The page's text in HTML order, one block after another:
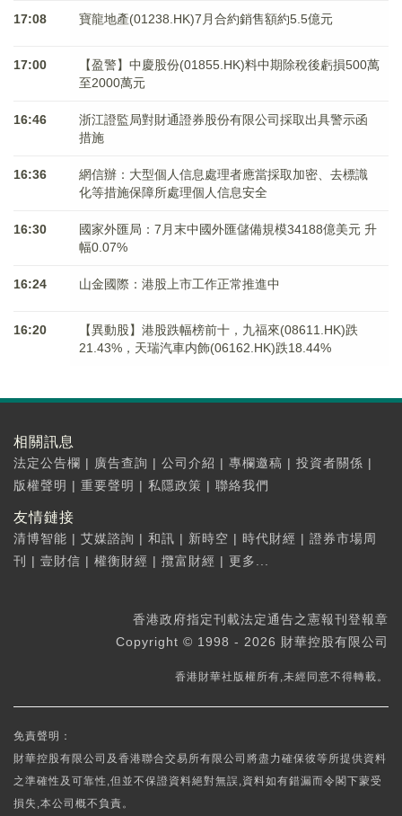
17:08 寶龍地產(01238.HK)7月合約銷售額約5.5億元
17:00
【盈警】中慶股份(01855.HK)料中期除稅後虧損500萬
至2000萬元
16:46
浙江證監局對財通證券股份有限公司採取出具警示函
措施
16:36
網信辦：大型個人信息處理者應當採取加密、去標識
化等措施保障所處理個人信息安全
16:30
國家外匯局：7月末中國外匯儲備規模34188億美元 升
幅0.07%
16:24 山金國際：港股上市工作正常推進中
16:20
【異動股】港股跌幅榜前十，九福來(08611.HK)跌
21.43%，天瑞汽車内飾(06162.HK)跌18.44%
相關訊息
法定公告欄 | 廣告查詢 | 公司介紹 | 專欄邀稿 | 投資者關係 |
版權聲明 | 重要聲明 | 私隱政策 | 聯絡我們
友情鏈接
清博智能 | 艾媒諮詢 | 和訊 | 新時空 | 時代財經 | 證券市場周
刊
| 壹財信 | 權衡財經 | 攬富財經 | 更多...
香港政府指定刊載法定通告之憲報刊登報章
Copyright © 1998 - 2026 財華控股有限公司
香港財華社版權所有,未經同意不得轉載。
免責聲明：
財華控股有限公司及香港聯合交易所有限公司將盡力確保彼等所提供資料
之準確性及可靠性,但並不保證資料絕對無誤,資料如有錯漏而令閣下蒙受
損失,本公司概不負責。